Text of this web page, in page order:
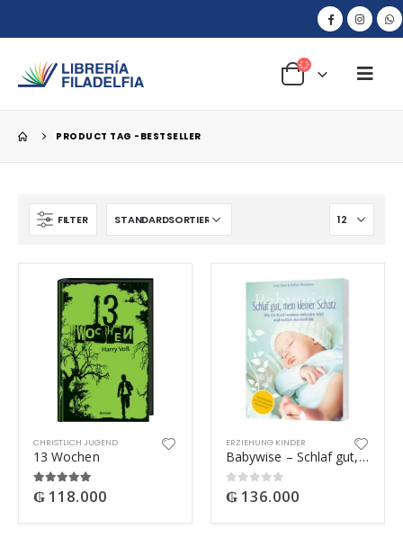
PRODUCT TAG - BESTSELLER
FILTER
CHRISTLICH JUGEND
13 Wochen
5.00 out of 5
₲ 118.000
ERZIEHUNG KINDER
Babywise – Schlaf gut, mein kleiner Schatz
0out of 5
₲ 136.000